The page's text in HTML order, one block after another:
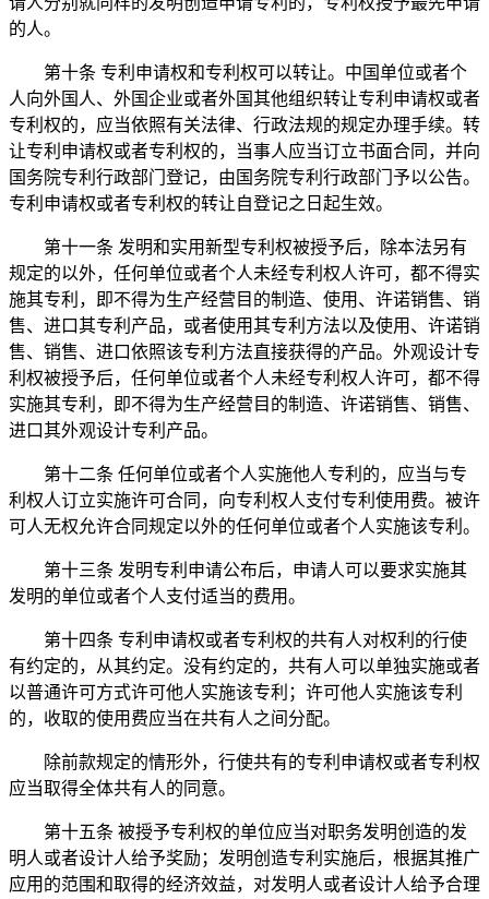
的人。
第十条 专利申请权和专利权可以转让。中国单位或者个
人向外国人、外国企业或者外国其他组织转让专利申请权或者
专利权的，应当依照有关法律、行政法规的规定办理手续。转
让专利申请权或者专利权的，当事人应当订立书面合同，并向
国务院专利行政部门登记，由国务院专利行政部门予以公告。
专利申请权或者专利权的转让自登记之日起生效。
第十一条 发明和实用新型专利权被授予后，除本法另有
规定的以外，任何单位或者个人未经专利权人许可，都不得实
施其专利，即不得为生产经营目的制造、使用、许诺销售、销
售、进口其专利产品，或者使用其专利方法以及使用、许诺销
售、销售、进口依照该专利方法直接获得的产品。外观设计专
利权被授予后，任何单位或者个人未经专利权人许可，都不得
实施其专利，即不得为生产经营目的制造、许诺销售、销售、
进口其外观设计专利产品。
第十二条 任何单位或者个人实施他人专利的，应当与专
利权人订立实施许可合同，向专利权人支付专利使用费。被许
可人无权允许合同规定以外的任何单位或者个人实施该专利。
第十三条 发明专利申请公布后，申请人可以要求实施其
发明的单位或者个人支付适当的费用。
第十四条 专利申请权或者专利权的共有人对权利的行使
有约定的，从其约定。没有约定的，共有人可以单独实施或者
以普通许可方式许可他人实施该专利；许可他人实施该专利
的，收取的使用费应当在共有人之间分配。
除前款规定的情形外，行使共有的专利申请权或者专利权
应当取得全体共有人的同意。
第十五条 被授予专利权的单位应当对职务发明创造的发
明人或者设计人给予奖励；发明创造专利实施后，根据其推广
应用的范围和取得的经济效益，对发明人或者设计人给予合理